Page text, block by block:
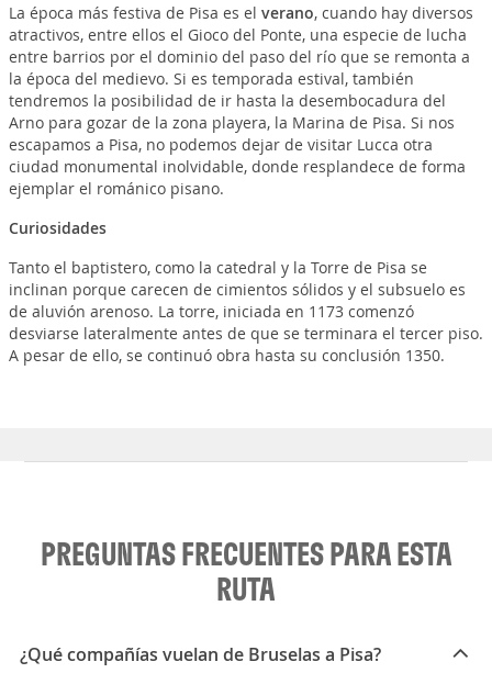
La época más festiva de Pisa es el verano, cuando hay diversos
atractivos, entre ellos el Gioco del Ponte, una especie de lucha
entre barrios por el dominio del paso del río que se remonta a
la época del medievo. Si es temporada estival, también
tendremos la posibilidad de ir hasta la desembocadura del
Arno para gozar de la zona playera, la Marina de Pisa. Si nos
escapamos a Pisa, no podemos dejar de visitar Lucca otra
ciudad monumental inolvidable, donde resplandece de forma
ejemplar el románico pisano.
Curiosidades
Tanto el baptistero, como la catedral y la Torre de Pisa se
inclinan porque carecen de cimientos sólidos y el subsuelo es
de aluvión arenoso. La torre, iniciada en 1173 comenzó
desviarse lateralmente antes de que se terminara el tercer piso.
A pesar de ello, se continuó obra hasta su conclusión 1350.
PREGUNTAS FRECUENTES PARA ESTA
RUTA
¿Qué compañías vuelan de Bruselas a Pisa?